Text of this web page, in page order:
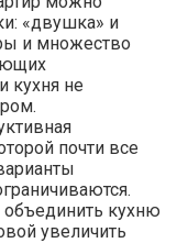
«двушка» и
и множество
кухня не
почти все
кухню
увеличить